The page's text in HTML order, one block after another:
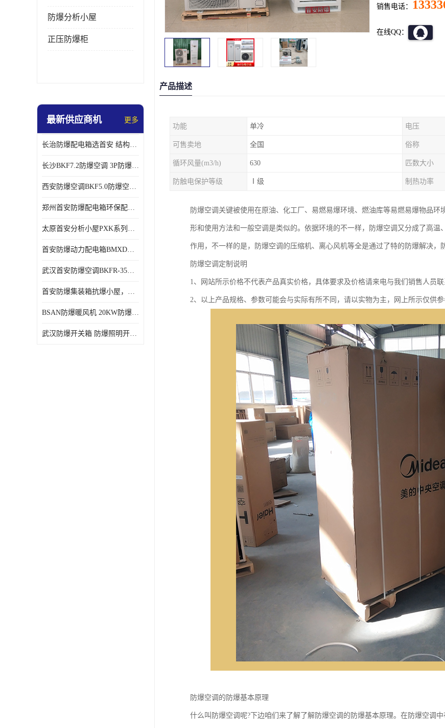
防爆分析小屋
正压防爆柜
最新供应商机 更多
长治防爆配电箱选首安 结构紧凑、价格合理、资质齐全
长沙BKF7.2防爆空调 3P防爆空调与普通空调有什么区别
西安防爆空调BKF5.0防爆空调技术参数
郑州首安防爆配电箱环保配套用防爆配电箱
太原首安分析小屋PXK系列在线分析小屋厂家
首安防爆动力配电箱BMXD系列防爆配电箱技术参数
武汉首安防爆空调BKFR-35防爆空调生产厂家
首安防爆集装箱抗爆小屋，危化品暂存间厂家批发
BSAN防爆暖风机 20KW防爆工业暖风机
武汉防爆开关箱 防爆照明开关箱厂家
销售电话：
在线QQ：
产品描述
功能 单冷 电压
可售卖地 全国 俗称
循环风量(m3/h) 630 匹数大小
防触电保护等级 Ⅰ级 制热功率
防爆空调关键被使用在原油、化工厂、易燃易爆环境、燃油库等易燃易爆物品
形和使用方法和一般空调是类似的。依据环境的不一样，防爆空调又分成了高
作用，不一样的是，防爆空调的压缩机、离心风机等全是通过了特的防爆解决，
防爆空调定制说明
1、网站所示价格不代表产品真实价格，具体要求及价格请来电与我们销售人员联
2、以上产品规格、参数可能会与实际有所不同，请以实物为主，网上所示仅供参
防爆空调的防爆基本原理
什么叫防爆空调呢?下边咱们来了解了解防爆空调的防爆基本原理。在防爆空调